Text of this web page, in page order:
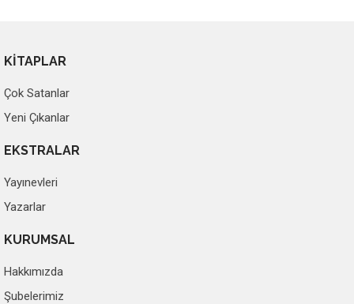
KİTAPLAR
Çok Satanlar
Yeni Çıkanlar
EKSTRALAR
Yayınevleri
Yazarlar
KURUMSAL
Hakkımızda
Şubelerimiz